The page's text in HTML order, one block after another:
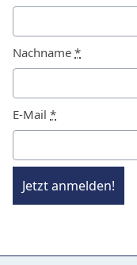
Nachname *
E-Mail *
Jetzt anmelden!